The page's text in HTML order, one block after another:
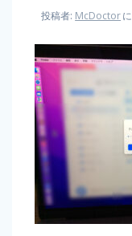
投稿者: McDoctorに